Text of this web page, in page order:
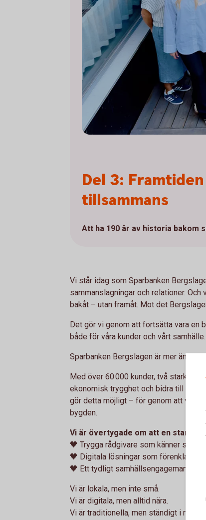
Del 3:
tillsammans
Att ha 190 år av historia bakom
Vi står idag som Sparbanken
sammanslagningar och relationer.
bakåt – utan framåt. Mot det
Det gör vi genom att fortsätta vara en
både för våra kunder och vårt samhälle.
Sparbanken Bergslagen är mer än en
Med över 60 000 kunder, två starka
ekonomisk trygghet och bidra till en
gör detta möjligt – för genom att vara
bygden.
Vi är övertygade om att en stark
🧡 Trygga rådgivare som känner sin
🧡 Digitala lösningar som förenklar
🧡 Ett tydligt samhällsengagemang –
Vi är lokala, men inte små.
Vi är digitala, men alltid nära.
Vi är traditionella, men ständigt i rörelse.